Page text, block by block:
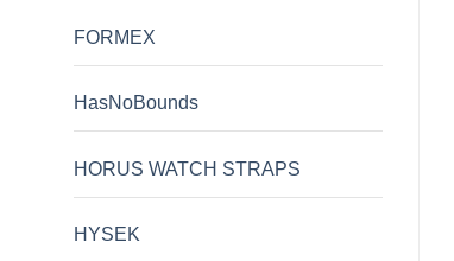
FORMEX
HasNoBounds
HORUS WATCH STRAPS
HYSEK